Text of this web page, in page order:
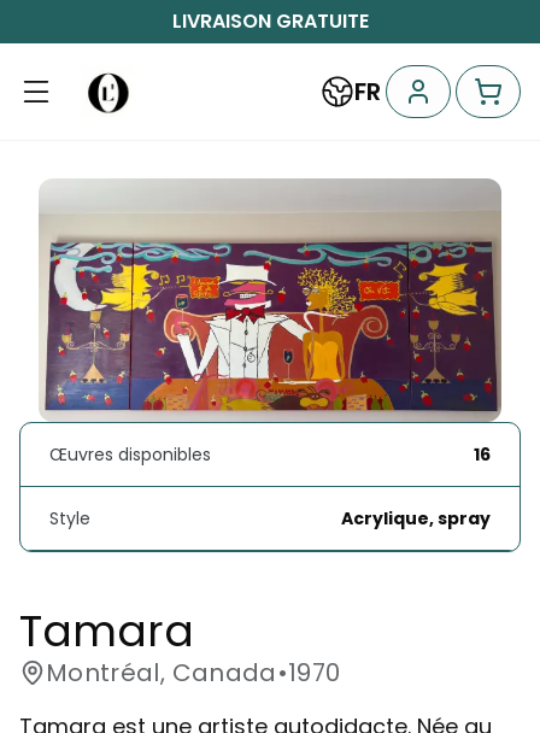
LIVRAISON GRATUITE
FR
Œuvres disponibles 16
Style Acrylique, spray
Tamara
Montréal, Canada•1970
Tamara est une artiste autodidacte. Née au